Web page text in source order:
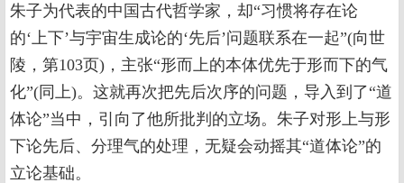
朱子为代表的中国古代哲学家，却“习惯将存在论
的‘上下’与宇宙生成论的‘先后’问题联系在一起”(向世
陵，第103页)，主张“形而上的本体优先于形而下的气
化”(同上)。这就再次把先后次序的问题，导入到了“道
体论”当中，引向了他所批判的立场。朱子对形上与形
下论先后、分理气的处理，无疑会动摇其“道体论”的
立论基础。